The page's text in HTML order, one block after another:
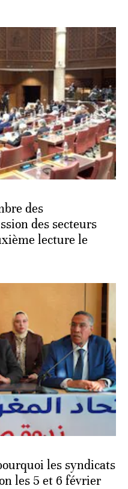
des
des secteurs
lecture le
les syndicats
les 5 et 6 février